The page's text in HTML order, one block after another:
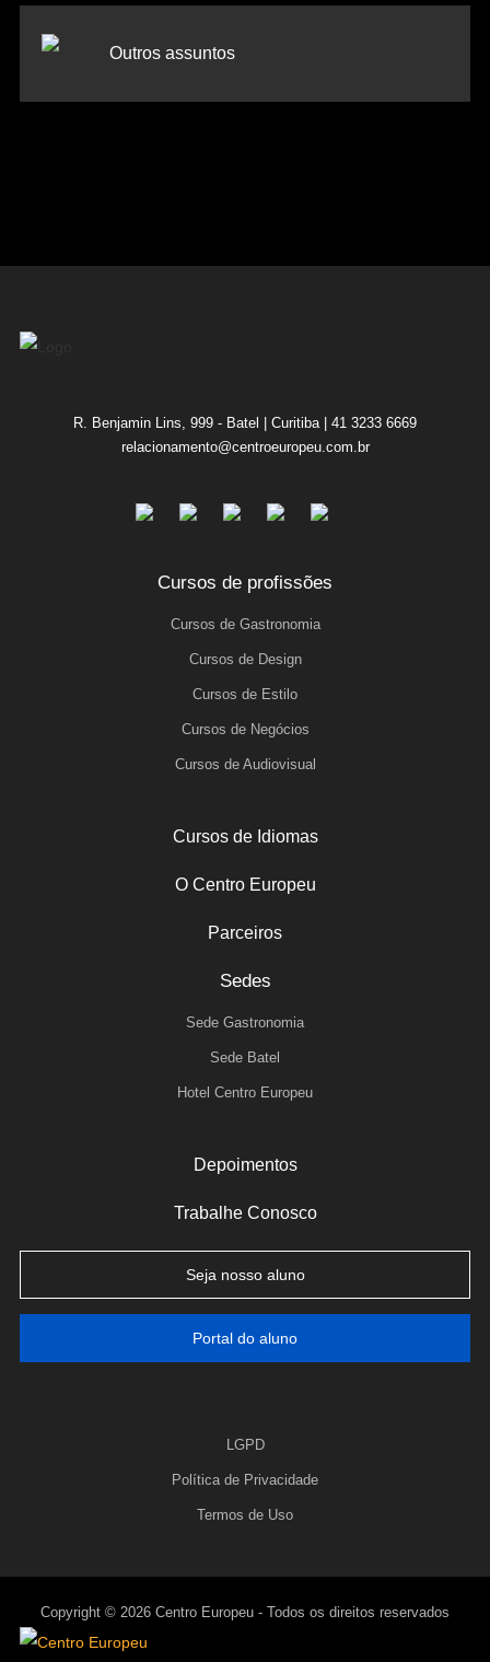
Outros assuntos
R. Benjamin Lins, 999 - Batel | Curitiba | 41 3233 6669
relacionamento@centroeuropeu.com.br
Cursos de profissões
Cursos de Gastronomia
Cursos de Design
Cursos de Estilo
Cursos de Negócios
Cursos de Audiovisual
Cursos de Idiomas
O Centro Europeu
Parceiros
Sedes
Sede Gastronomia
Sede Batel
Hotel Centro Europeu
Depoimentos
Trabalhe Conosco
Seja nosso aluno
Portal do aluno
LGPD
Política de Privacidade
Termos de Uso
Copyright © 2026 Centro Europeu - Todos os direitos reservados